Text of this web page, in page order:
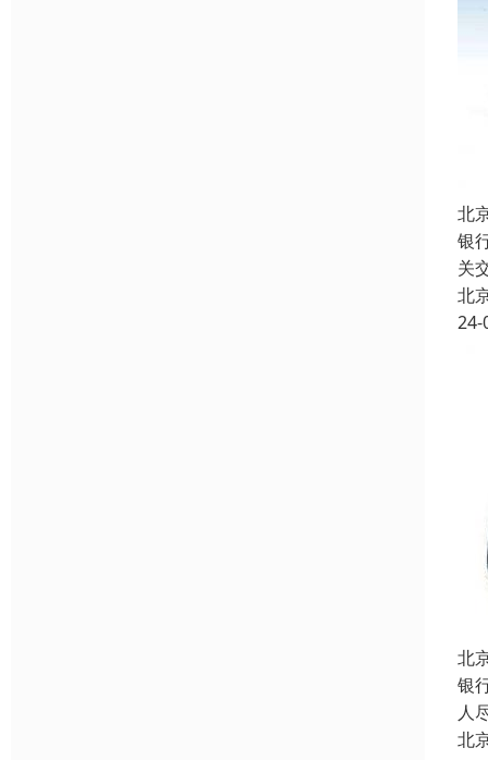
北
银
关
北
24-
北
银
人
北